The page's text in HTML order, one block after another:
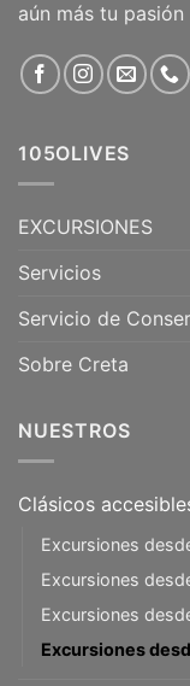
aún más tu
105OLIVES
EXCURSIONES
Servicios
Servicio de
Sobre Creta
NUESTROS
Clásicos
Excursiones
Excursiones
Excursiones
Excursiones